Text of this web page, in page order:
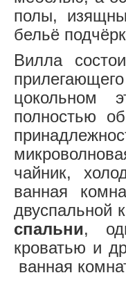
полы,
бельё
Вилла
цокольном
полностью
чайник,
ванная
двуспальной
спальни,
кроватью и
ванная